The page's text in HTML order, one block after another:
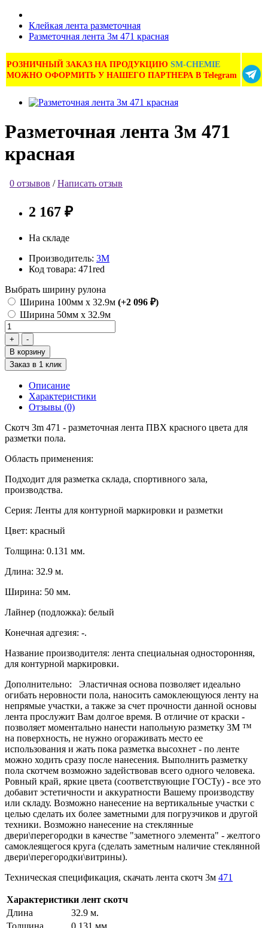
Клейкая лента разметочная
Разметочная лента 3м 471 красная
РОЗНИЧНЫЙ ЗАКАЗ НА ПРОДУКЦИЮ SM-CHEMIE
МОЖНО ОФОРМИТЬ У НАШЕГО ПАРТНЕРА В Telegram
Разметочная лента 3м 471
красная
0 отзывов /Написать отзыв
2 167 ₽
На складе
Производитель: 3М
Код товара: 471red
Выбрать ширину рулона
Ширина 100мм х 32.9м (+2 096 ₽)
Ширина 50мм х 32.9м
В корзину
Заказ в 1 клик
Описание
Характеристики
Отзывы (0)
Скотч 3m 471 - разметочная лента ПВХ красного цвета для
разметки пола.
Область применения:
Подходит для разметка склада, спортивного зала,
производства.
Серия: Ленты для контурной маркировки и разметки
Цвет: красный
Толщина: 0.131 мм.
Длина: 32.9 м.
Ширина: 50 мм.
Лайнер (подложка): белый
Конечная адгезия: -.
Название производителя: лента специальная односторонняя,
для контурной маркировки.
Дополнительно: Эластичная основа позволяет идеально
огибать неровности пола, наносить самоклеющуюся ленту на
непрямые участки, а также за счет прочности данной основы
лента прослужит Вам долгое время. В отличие от краски -
позволяет моментально нанести напольную разметку 3М ™
на поверхность, не нужно огораживать место ее
использования и жать пока разметка высохнет - по ленте
можно ходить сразу после нанесения. Выполнить разметку
пола скотчем возможно задействовав всего одного человека.
Ровный край, яркие цвета (соответствующие ГОСТу) - все это
добавит эстетичности и аккуратности Вашему производству
или складу. Возможно нанесение на вертикальные участки с
целью сделать их более заметными для погрузчиков и другой
техники. Возможно нанесение на стеклянные
двери\перегородки в качестве "заметного элемента" - желтого
самоклеящегося круга (сделать заметным наличие стеклянной
двери\перегородки\витрины).
Техническая спецификация, скачать лента скотч 3м 471
Характеристики лент скотч
Длина
32.9 м.
Толщина
0.131 мм